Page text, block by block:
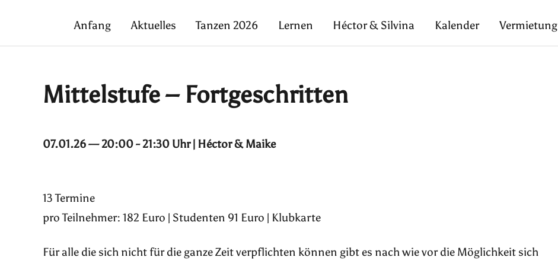
Anfang Aktuelles Tanzen 2026 Lernen Héctor & Silvina Kalender Vermietung
Mittelstufe – Fortgeschritten
07.01.26 — 20:00 - 21:30 Uhr | Héctor & Maike
13 Termine
pro Teilnehmer: 182 Euro | Studenten 91 Euro | Klubkarte
Für alle die sich nicht für die ganze Zeit verpflichten können gibt es nach wie vor die Möglichkeit sich